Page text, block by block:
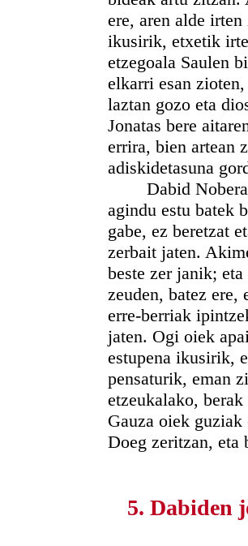
ere, aren alde
ikusirik, etxetik
etzegoala Saulen
elkarri esan
laztan gozo eta
Jonatas bere
errira, bien artean
adiskidetasuna
Dabid Nobera
agindu estu batek
gabe, ez beretzat
zerbait jaten.
beste zer janik;
zeuden, batez ere,
erre-berriak
jaten. Ogi oiek
estupena ikusirik,
pensaturik, eman
etzeukalako,
Gauza oiek
Doeg zeritzan, eta
5. Dabiden